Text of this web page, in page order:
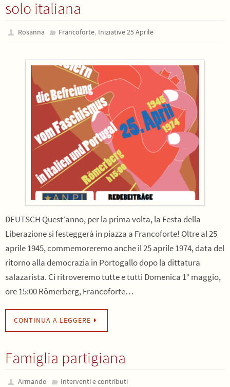
solo italiana
Rosanna Francoforte, Iniziative 25 Aprile
DEUTSCH Quest’anno, per la prima volta, la Festa della
Liberazione si festeggerà in piazza a Francoforte! Oltre al 25
aprile 1945, commemoreremo anche il 25 aprile 1974, data del
ritorno alla democrazia in Portogallo dopo la dittatura
salazarista. Ci ritroveremo tutte e tutti Domenica 1° maggio,
ore 15:00 Römerberg, Francoforte…
CONTINUA A LEGGERE
Famiglia partigiana
Armando Interventi e contributi